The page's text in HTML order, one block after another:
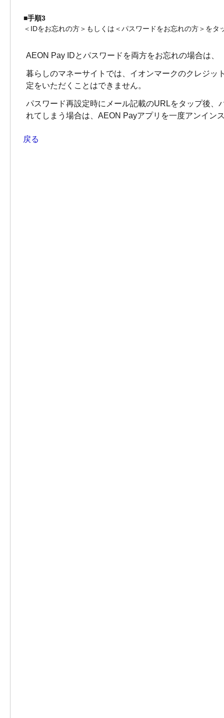
■手順3
＜IDをお忘れの方＞もしくは＜パスワードをお忘れの方＞を
AEON Pay IDとパスワードを両方をお忘れの場合は
暮らしのマネーサイトでは、イオンマークのクレジッ
定をいただくことはできません。
パスワード再設定時にメール記載のURLをタップ後
れてしまう場合は、AEON Payアプリを一度アンイン
戻る